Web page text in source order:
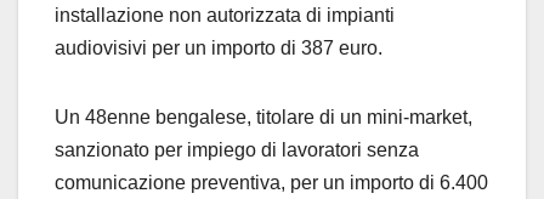
installazione non autorizzata di impianti
audiovisivi per un importo di 387 euro.
Un 48enne bengalese, titolare di un mini-market,
sanzionato per impiego di lavoratori senza
comunicazione preventiva, per un importo di 6.400